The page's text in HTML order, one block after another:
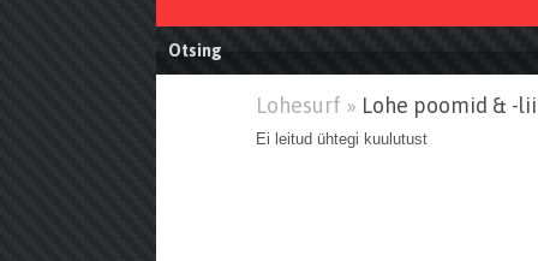
Otsing
Lohesurf » Lohe poomid & -
Ei leitud ühtegi kuulutust